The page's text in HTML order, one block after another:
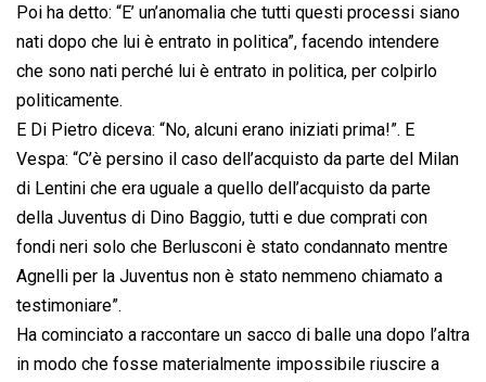
Poi ha detto: “E’ un’anomalia che tutti questi processi siano
nati dopo che lui è entrato in politica”, facendo intendere
che sono nati perché lui è entrato in politica, per colpirlo
politicamente.
E Di Pietro diceva: “No, alcuni erano iniziati prima!”. E
Vespa: “C’è persino il caso dell’acquisto da parte del Milan
di Lentini che era uguale a quello dell’acquisto da parte
della Juventus di Dino Baggio, tutti e due comprati con
fondi neri solo che Berlusconi è stato condannato mentre
Agnelli per la Juventus non è stato nemmeno chiamato a
testimoniare”.
Ha cominciato a raccontare un sacco di balle una dopo l’altra
in modo che fosse materialmente impossibile riuscire a